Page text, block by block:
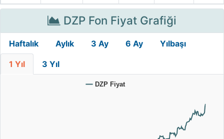
DZP Fon Fiyat Grafiği
Haftalık Aylık 3 Ay 6 Ay Yılbaşı
1 Yıl 3 Yıl